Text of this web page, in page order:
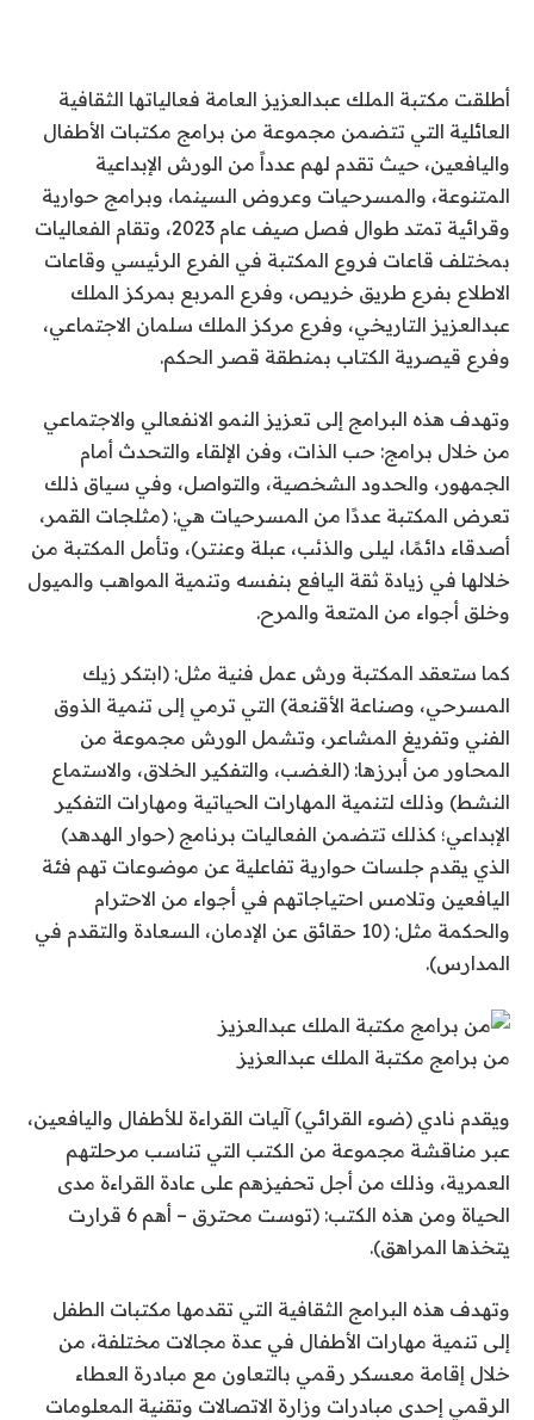
أطلقت مكتبة الملك عبدالعزيز العامة فعالياتها الثقافية
العائلية التي تتضمن مجموعة من برامج مكتبات الأطفال
واليافعين، حيث تقدم لهم عدداً من الورش الإبداعية
المتنوعة، والمسرحيات وعروض السينما، وبرامج حوارية
وقرائية تمتد طوال فصل صيف عام 2023، وتقام الفعاليات
بمختلف قاعات فروع المكتبة في الفرع الرئيسي وقاعات
الاطلاع بفرع طريق خريص، وفرع المربع بمركز الملك
عبدالعزيز التاريخي، وفرع مركز الملك سلمان الاجتماعي،
وفرع قيصرية الكتاب بمنطقة قصر الحكم.
وتهدف هذه البرامج إلى تعزيز النمو الانفعالي والاجتماعي
من خلال برامج: حب الذات، وفن الإلقاء والتحدث أمام
الجمهور، والحدود الشخصية، والتواصل، وفي سياق ذلك
تعرض المكتبة عددًا من المسرحيات هي: (مثلجات القمر،
أصدقاء دائمًا، ليلى والذئب، عبلة وعنتر)، وتأمل المكتبة من
خلالها في زيادة ثقة اليافع بنفسه وتنمية المواهب والميول
وخلق أجواء من المتعة والمرح.
كما ستعقد المكتبة ورش عمل فنية مثل: (ابتكر زيك
المسرحي، وصناعة الأقنعة) التي ترمي إلى تنمية الذوق
الفني وتفريغ المشاعر، وتشمل الورش مجموعة من
المحاور من أبرزها: (الغضب، والتفكير الخلاق، والاستماع
النشط) وذلك لتنمية المهارات الحياتية ومهارات التفكير
الإبداعي؛ كذلك تتضمن الفعاليات برنامج (حوار الهدهد)
الذي يقدم جلسات حوارية تفاعلية عن موضوعات تهم فئة
اليافعين وتلامس احتياجاتهم في أجواء من الاحترام
والحكمة مثل: (10 حقائق عن الإدمان، السعادة والتقدم في
المدارس).
من برامج مكتبة الملك عبدالعزيز
ويقدم نادي (ضوء القرائي) آليات القراءة للأطفال واليافعين،
عبر مناقشة مجموعة من الكتب التي تناسب مرحلتهم
العمرية، وذلك من أجل تحفيزهم على عادة القراءة مدى
الحياة ومن هذه الكتب: (توست محترق – أهم 6 قرارت
يتخذها المراهق).
وتهدف هذه البرامج الثقافية التي تقدمها مكتبات الطفل
إلى تنمية مهارات الأطفال في عدة مجالات مختلفة، من
خلال إقامة معسكر رقمي بالتعاون مع مبادرة العطاء
الرقمي إحدى مبادرات وزارة الاتصالات وتقنية المعلومات